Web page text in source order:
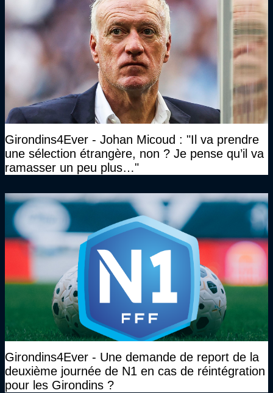
Girondins4Ever - Johan Micoud : "Il va prendre
une sélection étrangère, non ? Je pense qu’il va
ramasser un peu plus…"
Girondins4Ever - Une demande de report de la
deuxième journée de N1 en cas de réintégration
pour les Girondins ?